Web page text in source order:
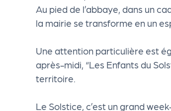
Au pied de l’abbaye, dans un
la mairie se transforme en un
Une attention particulière est
après-midi, “Les Enfants du
territoire.
Le Solstice, c’est un grand
s
sé
le
cti